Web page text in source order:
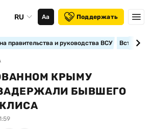
RU Аа Поддержать
правительства и руководства ВСУ
КРЫМУ
БЫВШЕГО